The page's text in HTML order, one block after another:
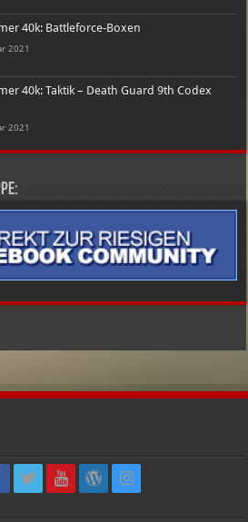
40k: Battleforce-Boxen
2021
40k: Taktik – Death Guard 9th Codex
2021